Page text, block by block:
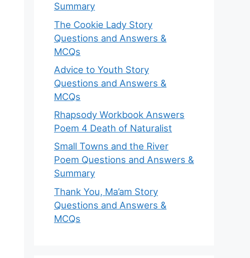
Summary
The Cookie Lady Story
Questions and Answers &
MCQs
Advice to Youth Story
Questions and Answers &
MCQs
Rhapsody Workbook Answers
Poem 4 Death of Naturalist
Small Towns and the River
Poem Questions and Answers &
Summary
Thank You, Ma’am Story
Questions and Answers &
MCQs